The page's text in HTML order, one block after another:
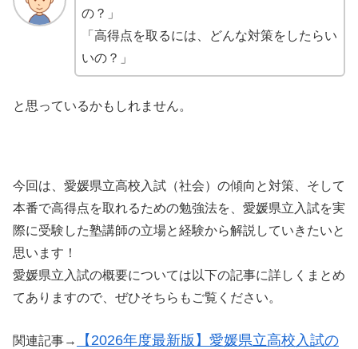
の？」
「高得点を取るには、どんな対策をしたらい
いの？」
と思っているかもしれません。
今回は、愛媛県立高校入試（社会）の傾向と対策、そして
本番で高得点を取れるための勉強法を、愛媛県立入試を実
際に受験した塾講師の立場と経験から解説していきたいと
思います！
愛媛県立入試の概要については以下の記事に詳しくまとめ
てありますので、ぜひそちらもご覧ください。
関連記事→
【2026年度最新版】愛媛県立高校入試の